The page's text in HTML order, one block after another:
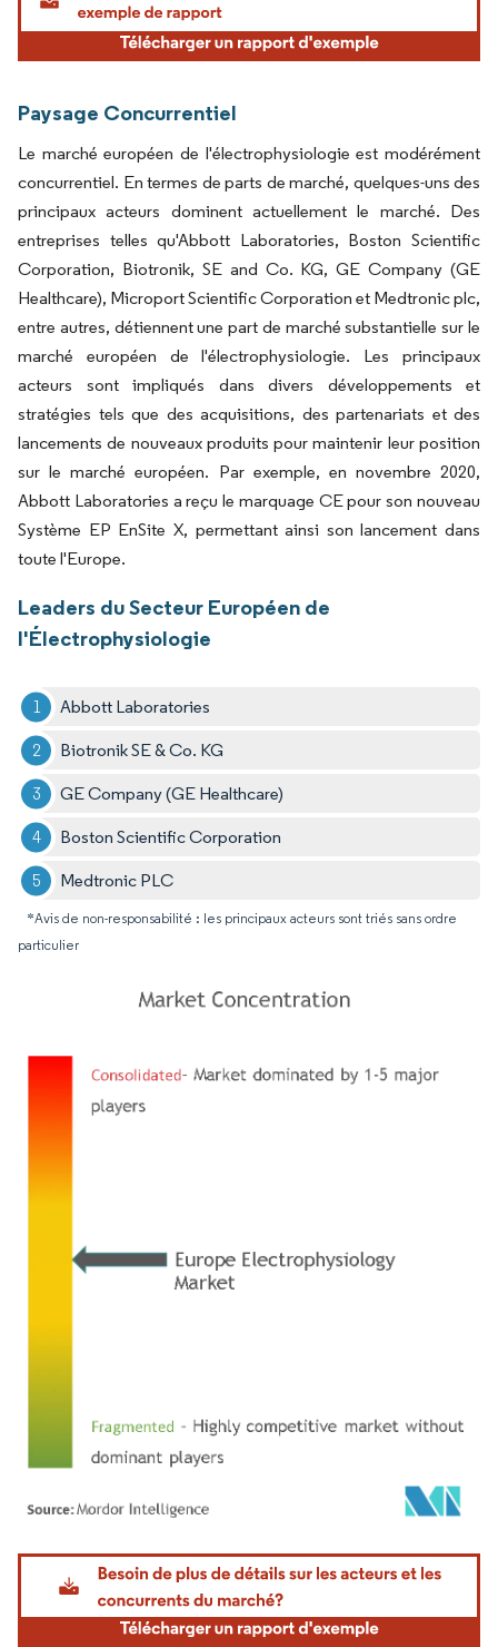
Paysage Concurrentiel
Le marché européen de l'électrophysiologie est modérément
concurrentiel. En termes de parts de marché, quelques-uns des
principaux acteurs dominent actuellement le marché. Des
entreprises telles qu'Abbott Laboratories, Boston Scientific
Corporation, Biotronik, SE and Co. KG, GE Company (GE
Healthcare), Microport Scientific Corporation et Medtronic plc,
entre autres, détiennent une part de marché substantielle sur le
marché européen de l'électrophysiologie. Les principaux
acteurs sont impliqués dans divers développements et
stratégies tels que des acquisitions, des partenariats et des
lancements de nouveaux produits pour maintenir leur position
sur le marché européen. Par exemple, en novembre 2020,
Abbott Laboratories a reçu le marquage CE pour son nouveau
Système EP EnSite X, permettant ainsi son lancement dans
toute l'Europe.
Leaders du Secteur Européen de
l'Électrophysiologie
Abbott Laboratories
Biotronik SE & Co. KG
GE Company (GE Healthcare)
Boston Scientific Corporation
Medtronic PLC
*Avis de non-responsabilité : les principaux acteurs sont triés sans ordre
particulier
Image © Mordor Intelligence. La réutilisation nécessite une attribution sous CC BY